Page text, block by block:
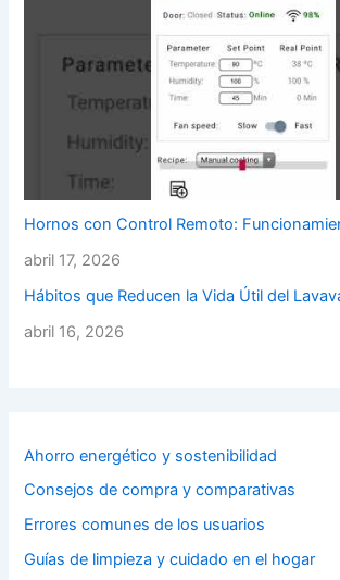
Hornos con Control Remoto:
abril 17, 2026
Hábitos que Reducen la Vida Útil del
abril 16, 2026
Ahorro energético y sostenibilidad
Consejos de compra y comparativas
Errores comunes de los usuarios
Guías de limpieza y cuidado en el hogar